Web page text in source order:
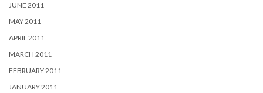
JUNE 2011
MAY 2011
APRIL 2011
MARCH 2011
FEBRUARY 2011
JANUARY 2011